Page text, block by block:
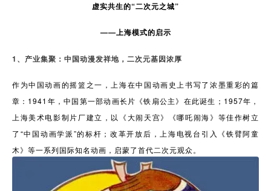
虚实共生的“二次元之城”
——上海模式的启示
1、产业集聚：中国动漫发祥地，二次元基因浓厚
作为中国动画的摇篮之一，上海在中国动画史上书写了浓墨重彩的篇
章：1941年，中国第一部动画长片《铁扇公主》在此诞生；1957年，
上海美术电影制片厂建立，以《大闹天宫》《哪吒闹海》等佳作树立
了“中国动画学派”的标杆；改革开放后，上海电视台引入《铁臂阿童
木》等一系列国际知名动画，启蒙了首代二次元观众。